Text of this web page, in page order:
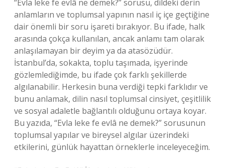
“Evla leke fe evlâ ne demek?” sorusu, dildeki derin
anlamların ve toplumsal yapının nasıl iç içe geçtiğine
dair önemli bir soru işareti bırakıyor. Bu ifade, halk
arasında çokça kullanılan, ancak anlamı tam olarak
anlaşılamayan bir deyim ya da atasözüdür.
İstanbul’da, sokakta, toplu taşımada, işyerinde
gözlemlediğimde, bu ifade çok farklı şekillerde
algılanabilir. Herkesin buna verdiği tepki farklıdır ve
bunu anlamak, dilin nasıl toplumsal cinsiyet, çeşitlilik
ve sosyal adaletle bağlantılı olduğunu ortaya koyar.
Bu yazıda, “Evla leke fe evlâ ne demek?” sorusunun
toplumsal yapılar ve bireysel algılar üzerindeki
etkilerini, günlük hayattan örneklerle inceleyeceğim.